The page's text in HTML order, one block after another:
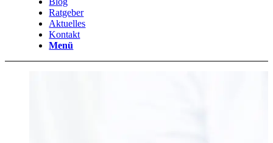
Ratgeber
Aktuelles
Kontakt
Menü